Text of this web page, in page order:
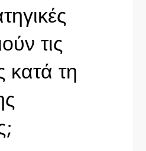
τις
κατά τη